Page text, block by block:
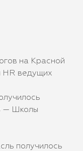
на Красной
HR ведущих
— Школы
получилось